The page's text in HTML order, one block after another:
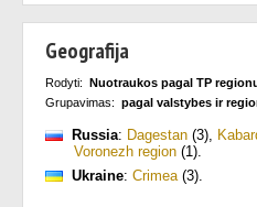
Geografija
Rodyti: Nuotraukos pagal TP
Grupavimas: pagal valstybes ir
Russia: Dagestan (3),
Voronezh region (1).
Ukraine: Crimea(3).